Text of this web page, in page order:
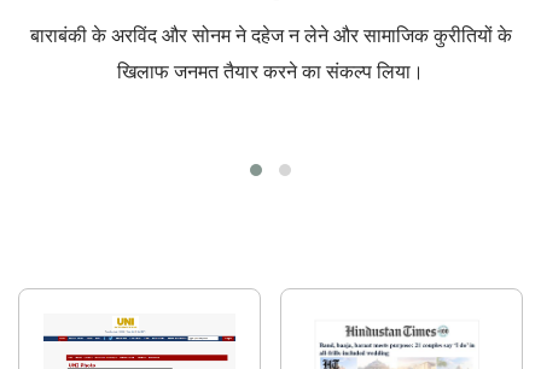
बाराबंकी के अरविंद और सोनम ने दहेज न लेने और सामाजिक कुरीतियों के
खिलाफ जनमत तैयार करने का संकल्प लिया।